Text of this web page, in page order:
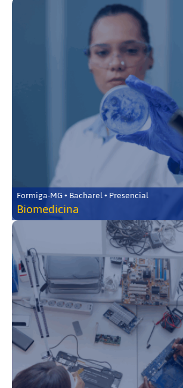
Formiga-MG • Bacharel • Presencial
Biomedicina